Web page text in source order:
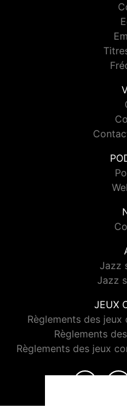
Jazz
Jazz
JEUX
Règlements des
Règlements
Règlements des jeux